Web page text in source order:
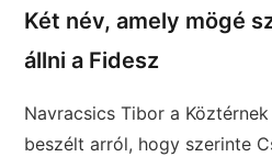
Két név, amely mögé
állni a Fidesz
Navracsics Tibor a
beszélt arról, hogy szerinte